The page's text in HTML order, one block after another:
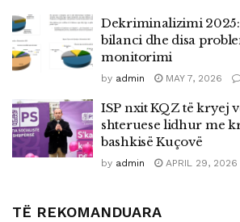
Dekriminalizimi
bilanci dhe disa
monitorimi
by admin MAY 7, 2026
ISP nxit KQZ të kryej
shteruese lidhur me
bashkisë Kuçovë
by admin APRIL 29, 2026
TË REKOMANDUARA